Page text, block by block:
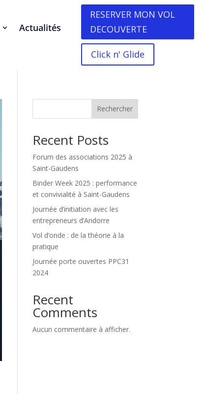
Actualités
RESERVER MON VOL
DECOUVERTE
Click n' Glide
Rechercher
Recent Posts
Forum des associations 2025 à
Saint-Gaudens
Binder Week 2025 : performance
et convivialité à Saint-Gaudens
Journée d’initiation avec les
entrepreneurs d’Andorre
Vol d’onde : de la théorie à la
pratique
Journée porte ouvertes PPC31
2024
Recent
Comments
Aucun commentaire à afficher.